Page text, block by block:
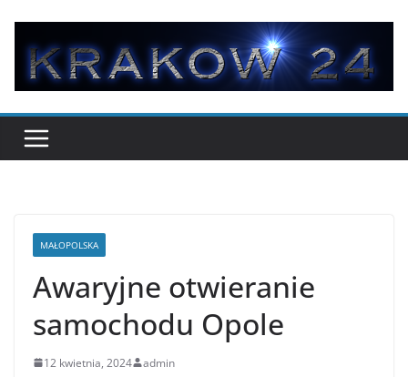
treści
MAŁOPOLSKA
Awaryjne otwieranie
samochodu Opole
12 kwietnia, 2024 admin